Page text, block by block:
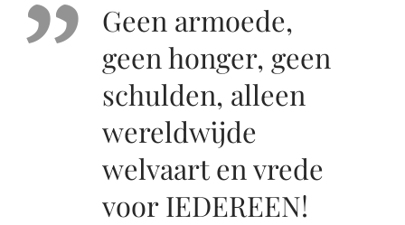
Geen armoede,
geen honger, geen
schulden, alleen
wereldwijde
welvaart en vrede
voor IEDEREEN!